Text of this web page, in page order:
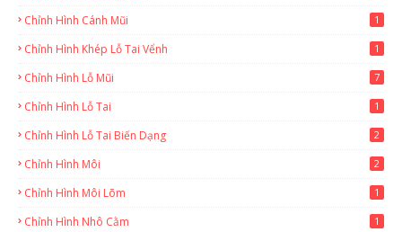
Chỉnh Hình Cánh Mũi 1
Chỉnh Hình Khép Lỗ Tai Vểnh 1
Chỉnh Hình Lỗ Mũi 7
Chỉnh Hình Lỗ Tai 1
Chỉnh Hình Lỗ Tai Biến Dạng 2
Chỉnh Hình Môi 2
Chỉnh Hình Môi Lõm 1
Chỉnh Hình Nhô Cằm 1